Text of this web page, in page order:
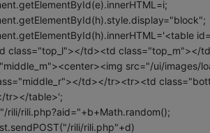
class="top_l"></td><td class="top_m"></
src="/ui/images/
td></tr><tr><td
tr></table>';
rili/rili.php?aid="+b+Math.random();
rili/rili.php"+d)